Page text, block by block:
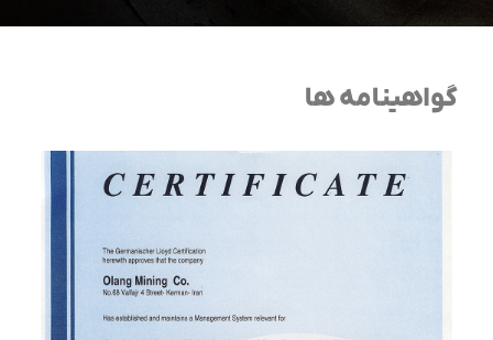
گواهینامه ها